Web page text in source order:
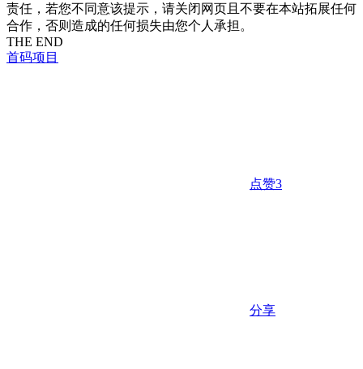
责任，若您不同意该提示，请关闭网页且不要在本站拓展任何
合作，否则造成的任何损失由您个人承担。
THE END
首码项目
点赞3
分享